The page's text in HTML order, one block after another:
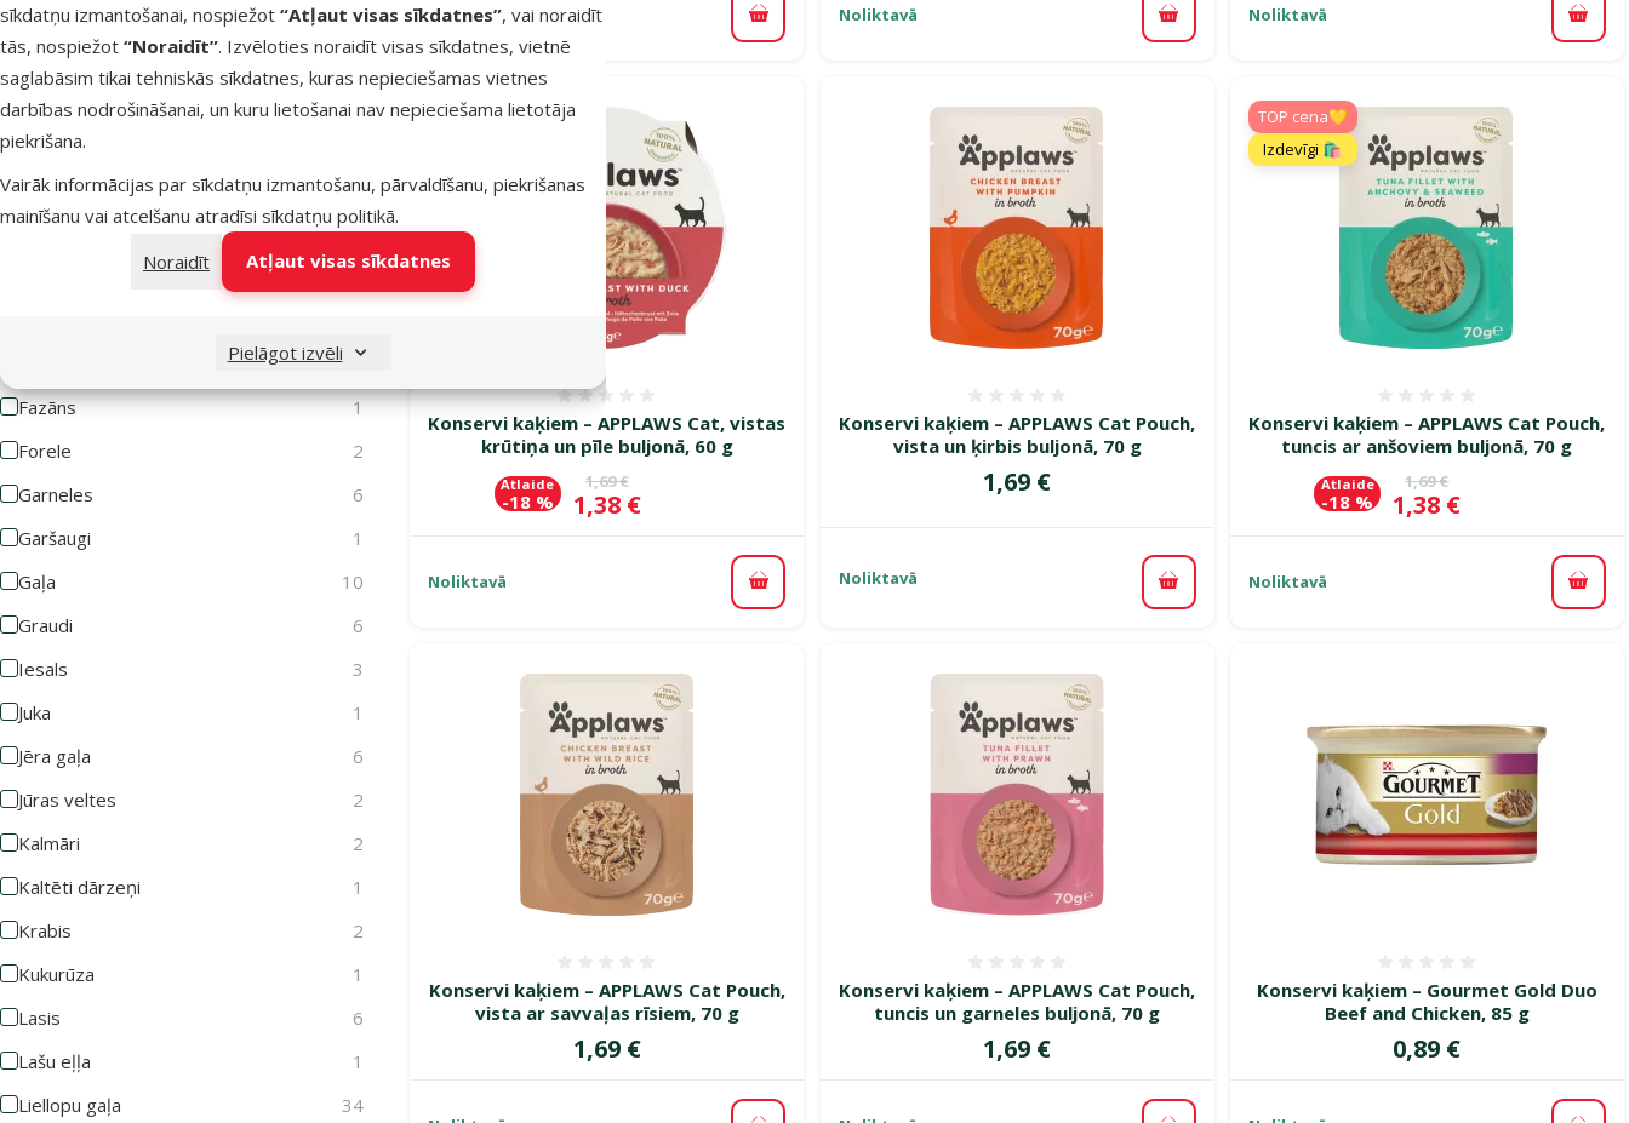
sīkdatņu izmantošanai, nospiežot “Atļaut visas sīkdatnes”, vai noraidīt
tās, nospiežot “Noraidīt”. Izvēloties noraidīt visas sīkdatnes, vietnē
saglabāsim tikai tehniskās sīkdatnes, kuras nepieciešamas vietnes
darbības nodrošināšanai, un kuru lietošanai nav nepieciešama lietotāja
piekrišana.
Vairāk informācijas par sīkdatņu izmantošanu, pārvaldīšanu, piekrišanas
mainīšanu vai atcelšanu atradīsi sīkdatņu politikā.
Noraidīt
Atļaut visas sīkdatnes
Pielāgot izvēli
Aknas
5
Alus raugs
1
Anšovi
1
Augu izcelsmes produkti
Bez graudiem
9
2
4
Fazāns
1
Forele
2
Garneles
6
Garšaugi
1
Gaļa
10
Graudi
6
Iesals
3
Juka
1
Jēra gaļa
6
Jūras veltes
2
Kalmāri
2
Kaltēti dārzeņi
1
Krabis
2
Kukurūza
1
Lasis
6
Lašu eļļa
1
Liellopu gaļa
34
Noliktavā Pievienot grozam
Noliktavā Pievienot grozam
Noliktavā
Konservi kaķiem – APPLAWS Cat, vistas
krūtiņa un pīle buljonā, 60 g
Atsauksmes 0%
Oriģinālā cena
1,69 €
Cena
1,38 €
Atlaide
-18 %
TOP cena💛
Noliktavā Pievienot grozam
Konservi kaķiem – APPLAWS Cat Pouch,
vista un ķirbis buljonā, 70 g
Cena
1,69 €
Noliktavā
Pievienot grozam
Konservi kaķiem – APPLAWS Cat Pouch,
tuncis ar anšoviem buljonā, 70 g
Oriģinālā cena
1,69 €
Cena
1,38 €
Atlaide
-18 %
TOP cena💛
Izdevīgi 🛍️
Noliktavā
Konservi kaķiem – APPLAWS Cat Pouch,
vista ar savvaļas rīsiem, 70 g
Cena
1,69 €
Konservi kaķiem – APPLAWS Cat Pouch,
tuncis un garneles buljonā, 70 g
Cena
1,69 €
Konservi kaķiem – Gourmet Gold Duo
Beef and Chicken, 85 g
Cena
0,89 €